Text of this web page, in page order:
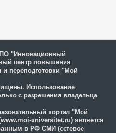
"Инновационный
центр повышения
и переподготовки "Мой
Использование
с разрешения владельца
портал "Мой
universitet.ru) является
в РФ СМИ (сетевое